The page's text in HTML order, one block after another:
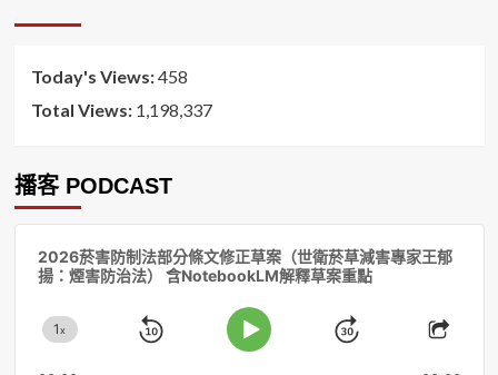
序
Today's Views:458
Total Views: 1,198,337
播客 PODCAST
2026菸害防制法部分條文修正草案（世衛菸草減害專家王郁
揚：煙害防治法） 含NotebookLM解釋草案重點
Change
1x
Skip
Play
Jump
Share